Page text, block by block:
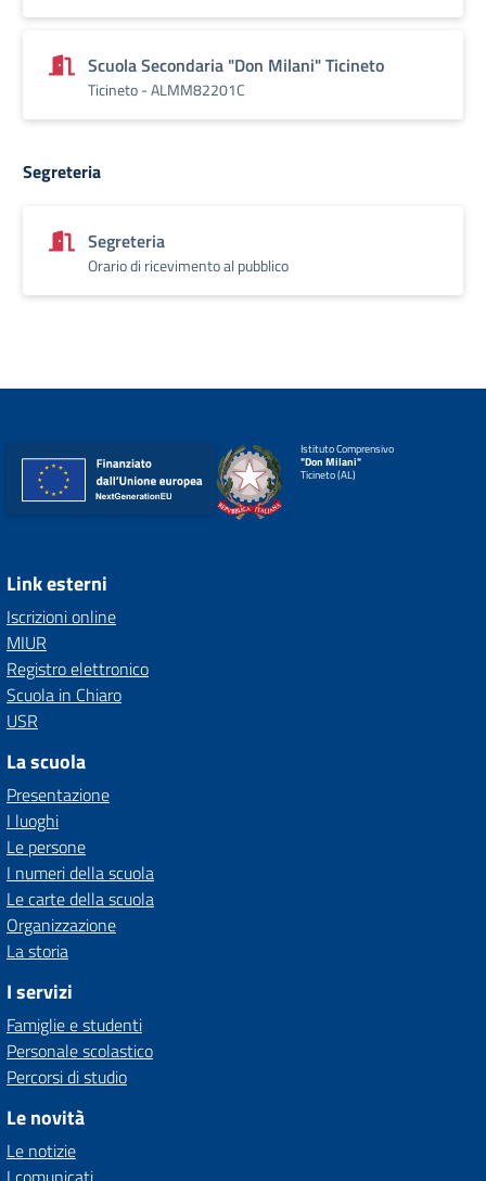
Scuola Secondaria "Don Milani" Ticineto
Ticineto - ALMM82201C
Segreteria
Segreteria
Orario di ricevimento al pubblico
Istituto Comprensivo
"Don Milani"
Ticineto (AL)
Link esterni
Iscrizioni online
MIUR
Registro elettronico
Scuola in Chiaro
USR
La scuola
Presentazione
I luoghi
Le persone
I numeri della scuola
Le carte della scuola
Organizzazione
La storia
I servizi
Famiglie e studenti
Personale scolastico
Percorsi di studio
Le novità
Le notizie